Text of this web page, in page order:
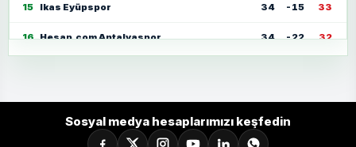
15 Ikas Eyüpspor 34 -15 33
16 Hesap.com Antalyaspor 34 -22 32
Sosyal medya hesaplarımızı keşfedin